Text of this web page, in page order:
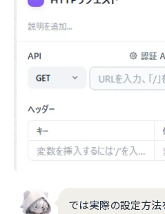
では実際の設定方法